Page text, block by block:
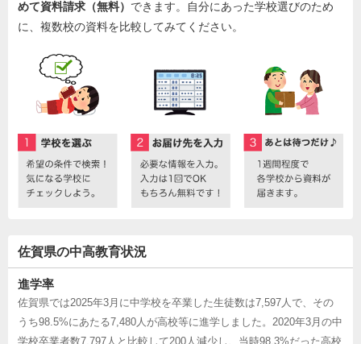
めて資料請求（無料） できます。自分にあった学校選びのため
に、複数校の資料を比較してみてください。
佐賀県の中高教育状況
進学率
佐賀県では2025年3月に中学校を卒業した生徒数は7,597人で、その
うち98.5%にあたる7,480人が高校等に進学しました。2020年3月の中
学校卒業者数7,797人と比較して200人減少し、当時98.3%だった高校